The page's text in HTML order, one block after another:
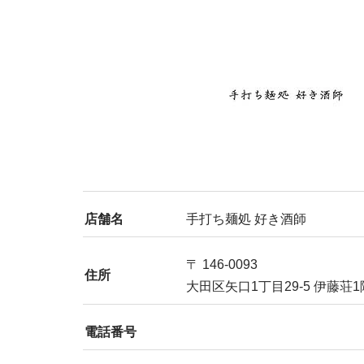
店舗名 手打ち麺処 好き酒師
住所
〒 146-0093
大田区矢口1丁目29-5 伊藤荘1
電話番号